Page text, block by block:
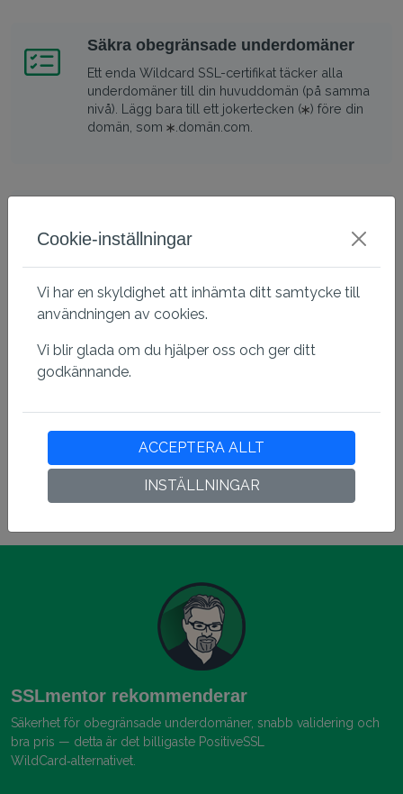
Säkra obegränsade underdomäner
Ett enda Wildcard SSL-certifikat täcker alla
underdomäner till din huvuddomän (på samma
nivå). Lägg bara till ett jokertecken ( ) före din
domän, som
.domän.com.
webbläsare
stationära webbläsare, vilket minskar SSL-
varningar vid åtkomst till webbplatsen.
branschstandarder, stöder 2048 bitars
kryptering med offentlig nyckel, symmetrisk
256-bitars kryptering, Gratis Site Seal.
SSLmentor rekommenderar
Säkerhet för obegränsade underdomäner, snabb validering och
bra pris — detta är det billigaste PositiveSSL
WildCard‑alternativet.
Cookie-inställningar
Vi har en skyldighet att inhämta ditt samtycke till
användningen av cookies.
Vi blir glada om du hjälper oss och ger ditt
godkännande.
ACCEPTERA ALLT
INSTÄLLNINGAR